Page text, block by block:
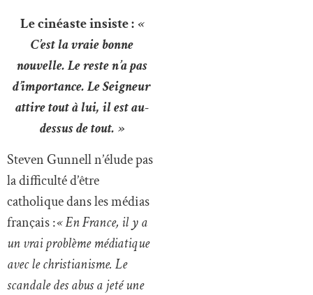
Le cinéaste insiste :«
C’est la vraie bonne
nouvelle. Le reste n’a pas
d’importance. Le Seigneur
attire tout à lui, il est au-
dessus de tout. »
Steven Gunnell n’élude pas
la difficulté d’être
catholique dans les médias
français :« En France, il y a
un vrai problème médiatique
avec le christianisme. Le
scandale des abus a jeté une